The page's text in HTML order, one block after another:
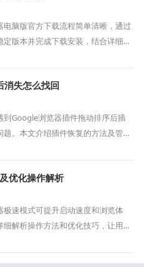
电脑版官方下载流程简单清晰，通过
定版本并完成下载安装，结合详细图
失怎么找回
到Google浏览器插件拖动排序后插
题。本文介绍插件恢复的方法及管理
优化操作解析
极速模式可提升启动速度和浏览体
细解析操作方法和优化技巧，让用户